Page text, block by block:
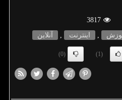
3817
, اینترنت , آنلاین
(1)
(0)